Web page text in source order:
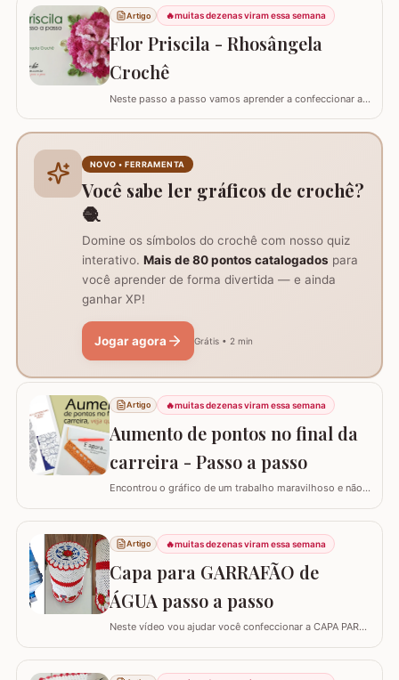
coruja real consiga girar o pescoço em 270°, a nossa
versão em crochê é ainda mais versátil: podemos criá-
la em todas as cores e estilos,…
Artigo 🔥muitas dezenas viram essa semana
Flor Priscila - Rhosângela
Crochê
Neste passo a passo vamos aprender a confeccionar a
conhecer, curtir e adquirir os trabalhos desta artesã
deixem de se inscrever em seu canal no YouTube –&gt;
NOVO • FERRAMENTA
Você sabe ler gráficos de crochê?
🧶
Domine os símbolos do crochê com nosso quiz
interativo. Mais de 80 pontos catalogados para
você aprender de forma divertida — e ainda
ganhar XP!
Jogar agora Grátis • 2 min
Artigo 🔥muitas dezenas viram essa semana
Aumento de pontos no final da
carreira - Passo a passo
Encontrou o gráfico de um trabalho maravilhoso e não
explicar de forma simples como interpretar o gráfico,
calcular a quantidade de correntes para iniciar um
trabalho e aumentar a quantidade de pontos no início ou
no final da carreira. (Link para…
Artigo 🔥muitas dezenas viram essa semana
Capa para GARRAFÃO de
ÁGUA passo a passo
Neste vídeo vou ajudar você confeccionar a CAPA PARA
sucesso agora com passo a passo super detalhado.
Esta capa veste bem um GARRAFÃO de 20 l e você pode